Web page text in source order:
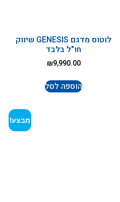
לוטוס מדגם GENESIS שיווק
חו"ל בלבד
₪9,990.00
הוספה לסל
מבצע!